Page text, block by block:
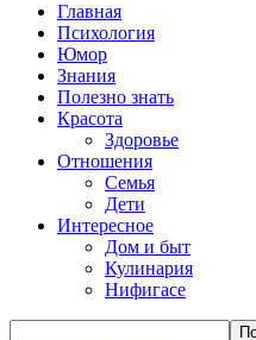
Главная
Психология
Юмор
Знания
Полезно знать
Красота
Здоровье
Отношения
Семья
Дети
Интересное
Дом и быт
Кулинария
Нифигасе